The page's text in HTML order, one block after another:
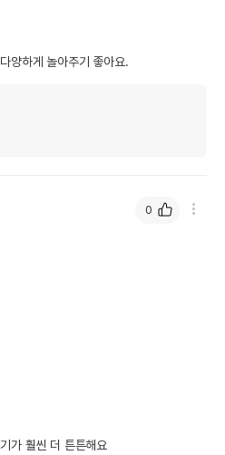
양하게 놀아주기 좋아요.
가 훨씬 더 튼튼해요
0